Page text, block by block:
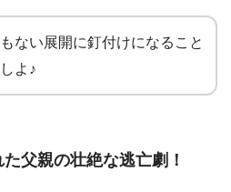
ない展開に釘付けになること
よ♪
父親の壮絶な逃亡劇！